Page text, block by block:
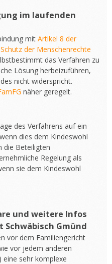
im laufenden
mit Artikel 8 der
der Menschenrechte
das Verfahren zu
Lösung herbeizuführen,
nicht widerspricht.
näher geregelt.
des Verfahrens auf ein
dies dem Kindeswohl
die Beteiligten
Regelung als
sie dem Kindeswohl
und weitere Infos
Schwäbisch Gmünd
vor dem Familiengericht
vor jedem anderen
eine sehr komplexe